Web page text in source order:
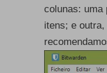
colunas: uma
itens; e